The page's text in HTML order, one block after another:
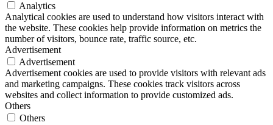
Analytics
Analytical cookies are used to understand how visitors interact with
the website. These cookies help provide information on metrics the
number of visitors, bounce rate, traffic source, etc.
Advertisement
Advertisement
Advertisement cookies are used to provide visitors with relevant ads
and marketing campaigns. These cookies track visitors across
websites and collect information to provide customized ads.
Others
Others